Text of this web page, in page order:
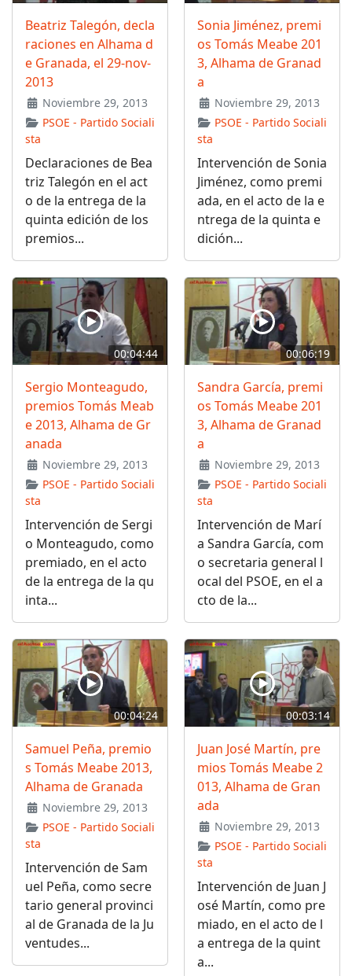
Beatriz Talegón, decla
raciones en Alhama d
e Granada, el 29-nov-
2013
Noviembre 29, 2013
PSOE - Partido Sociali
sta
Declaraciones de Bea
triz Talegón en el act
o de la entrega de la
quinta edición de los
premios...
Sonia Jiménez, premi
os Tomás Meabe 201
3, Alhama de Granad
a
Noviembre 29, 2013
PSOE - Partido Sociali
sta
Intervención de Sonia
Jiménez, como premi
ada, en el acto de la e
ntrega de la quinta e
dición...
00:04:44
Sergio Monteagudo,
premios Tomás Meab
e 2013, Alhama de Gr
anada
Noviembre 29, 2013
PSOE - Partido Sociali
sta
Intervención de Sergi
o Monteagudo, como
premiado, en el acto
de la entrega de la qu
inta...
00:06:19
Sandra García, premi
os Tomás Meabe 201
3, Alhama de Granad
a
Noviembre 29, 2013
PSOE - Partido Sociali
sta
Intervención de Marí
a Sandra García, com
o secretaria general l
ocal del PSOE, en el a
cto de la...
00:04:24
Samuel Peña, premio
s Tomás Meabe 2013,
Alhama de Granada
Noviembre 29, 2013
PSOE - Partido Sociali
sta
Intervención de Sam
uel Peña, como secre
tario general provinci
al de Granada de la Ju
ventudes...
00:03:14
Juan José Martín, pre
mios Tomás Meabe 2
013, Alhama de Gran
ada
Noviembre 29, 2013
PSOE - Partido Sociali
sta
Intervención de Juan J
osé Martín, como pre
miado, en el acto de l
a entrega de la quint
a...